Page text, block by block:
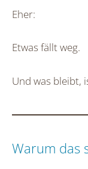
Eher:
Etwas fällt weg.
Und was bleibt,
Warum das